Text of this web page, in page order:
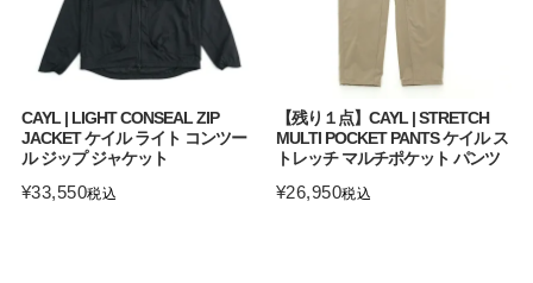
CAYL | LIGHT CONSEAL ZIP
JACKET ケイル ライト コンツー
ル ジップ ジャケット
¥33,550税込
【残り１点】CAYL | STRETCH
MULTI POCKET PANTS ケイル ス
トレッチ マルチポケット パンツ
¥26,950税込